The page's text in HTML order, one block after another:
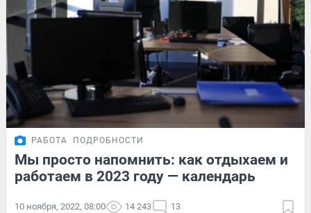
РАБОТА ПОДРОБНОСТИ
Мы просто напомнить: как отдыхаем и
работаем в 2023 году — календарь
10 ноября, 2022, 08:00 14 243 13